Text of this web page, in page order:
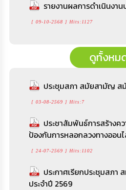
รายงานผลการดำเนินงา
[ 09-10-2568 ] Hits:1127
ดูทั้งหม
ประชุมสภา สมัยสามัญ ส
[ 03-08-2569 ] Hits:7
ประชาสัมพันธ์การสร้างคว
ป้องกันการหลอกลวงทางออน
[ 24-07-2569 ] Hits:1102
ประกาศเรียกประชุมสภ
ประจำปี 2569